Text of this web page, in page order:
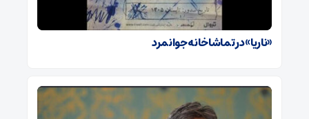
«ناریا» در تماشاخانه جوانمرد